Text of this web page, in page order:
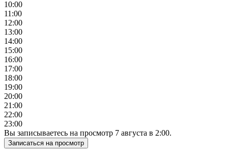
10:00
11:00
12:00
13:00
14:00
15:00
16:00
17:00
18:00
19:00
20:00
21:00
22:00
23:00
Вы записываетесь на просмотр 7 августа в 2:00.
Записаться на просмотр